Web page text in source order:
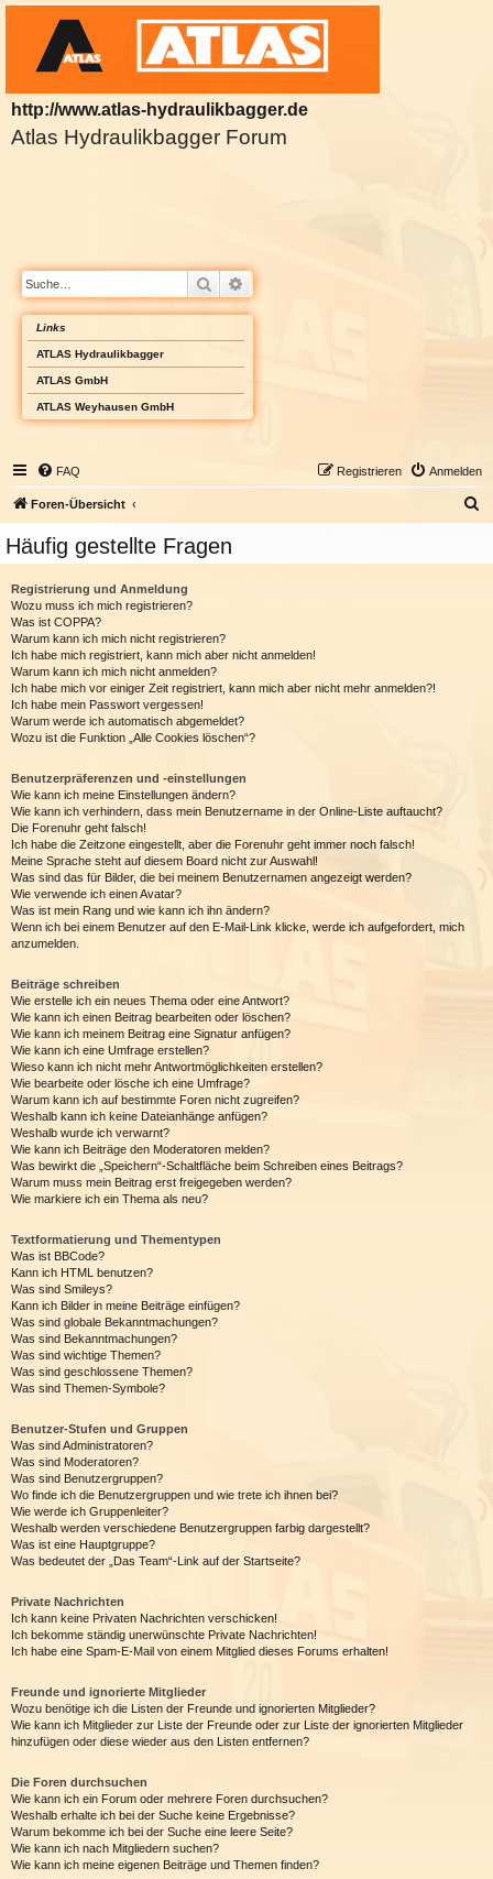
http://www.atlas-hydraulikbagger.de
Atlas Hydraulikbagger Forum
Suche
Links
ATLAS Hydraulikbagger
ATLAS GmbH
ATLAS Weyhausen GmbH
FAQ Anmelden
Registrieren
Foren-Übersicht
Häufig gestellte Fragen
Registrierung und Anmeldung
Wozu muss ich mich registrieren?
Was ist COPPA?
Warum kann ich mich nicht registrieren?
Ich habe mich registriert, kann mich aber nicht anmelden!
Warum kann ich mich nicht anmelden?
Ich habe mich vor einiger Zeit registriert, kann mich aber nicht mehr anmelden?!
Ich habe mein Passwort vergessen!
Warum werde ich automatisch abgemeldet?
Wozu ist die Funktion „Alle Cookies löschen“?
Benutzerpräferenzen und -einstellungen
Wie kann ich meine Einstellungen ändern?
Wie kann ich verhindern, dass mein Benutzername in der Online-Liste auftaucht?
Die Forenuhr geht falsch!
Ich habe die Zeitzone eingestellt, aber die Forenuhr geht immer noch falsch!
Meine Sprache steht auf diesem Board nicht zur Auswahl!
Was sind das für Bilder, die bei meinem Benutzernamen angezeigt werden?
Wie verwende ich einen Avatar?
Was ist mein Rang und wie kann ich ihn ändern?
Wenn ich bei einem Benutzer auf den E-Mail-Link klicke, werde ich aufgefordert, mich
anzumelden.
Beiträge schreiben
Wie erstelle ich ein neues Thema oder eine Antwort?
Wie kann ich einen Beitrag bearbeiten oder löschen?
Wie kann ich meinem Beitrag eine Signatur anfügen?
Wie kann ich eine Umfrage erstellen?
Wieso kann ich nicht mehr Antwortmöglichkeiten erstellen?
Wie bearbeite oder lösche ich eine Umfrage?
Warum kann ich auf bestimmte Foren nicht zugreifen?
Weshalb kann ich keine Dateianhänge anfügen?
Weshalb wurde ich verwarnt?
Wie kann ich Beiträge den Moderatoren melden?
Was bewirkt die „Speichern“-Schaltfläche beim Schreiben eines Beitrags?
Warum muss mein Beitrag erst freigegeben werden?
Wie markiere ich ein Thema als neu?
Textformatierung und Thementypen
Was ist BBCode?
Kann ich HTML benutzen?
Was sind Smileys?
Kann ich Bilder in meine Beiträge einfügen?
Was sind globale Bekanntmachungen?
Was sind Bekanntmachungen?
Was sind wichtige Themen?
Was sind geschlossene Themen?
Was sind Themen-Symbole?
Benutzer-Stufen und Gruppen
Was sind Administratoren?
Was sind Moderatoren?
Was sind Benutzergruppen?
Wo finde ich die Benutzergruppen und wie trete ich ihnen bei?
Wie werde ich Gruppenleiter?
Weshalb werden verschiedene Benutzergruppen farbig dargestellt?
Was ist eine Hauptgruppe?
Was bedeutet der „Das Team“-Link auf der Startseite?
Private Nachrichten
Ich kann keine Privaten Nachrichten verschicken!
Ich bekomme ständig unerwünschte Private Nachrichten!
Ich habe eine Spam-E-Mail von einem Mitglied dieses Forums erhalten!
Freunde und ignorierte Mitglieder
Wozu benötige ich die Listen der Freunde und ignorierten Mitglieder?
Wie kann ich Mitglieder zur Liste der Freunde oder zur Liste der ignorierten Mitglieder
hinzufügen oder diese wieder aus den Listen entfernen?
Die Foren durchsuchen
Wie kann ich ein Forum oder mehrere Foren durchsuchen?
Weshalb erhalte ich bei der Suche keine Ergebnisse?
Warum bekomme ich bei der Suche eine leere Seite?
Wie kann ich nach Mitgliedern suchen?
Wie kann ich meine eigenen Beiträge und Themen finden?